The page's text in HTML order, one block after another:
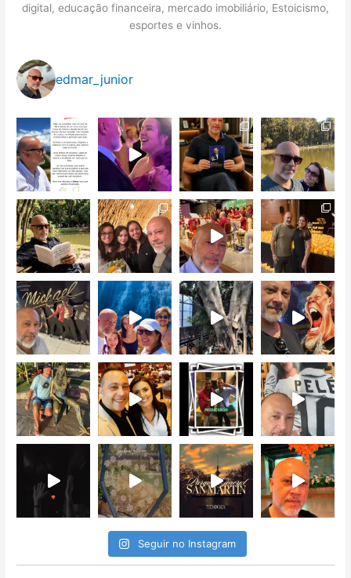
digital, educação financeira, mercado imobiliário, Estoicismo,
esportes e vinhos.
edmar_junior
Seguir no Instagram